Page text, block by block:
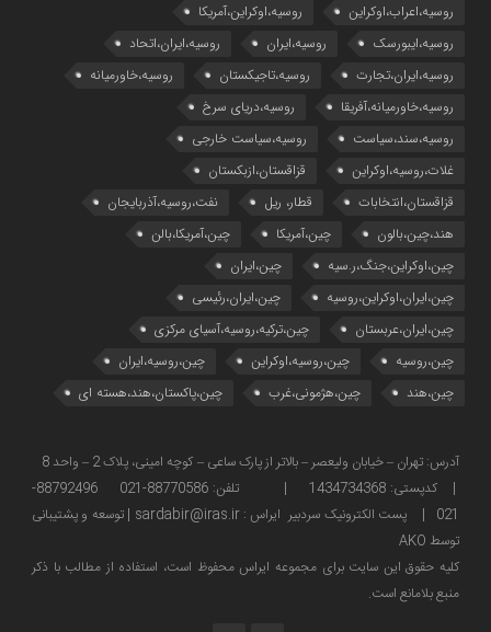
روسیه،اعراب،اوکراین
روسیه،اوکراین،آمریکا
روسیه،ایبورسک
روسیه،ایران
روسیه،ایران،اتحاد
روسیه،ایران،تجارت
روسیه،تاجیکستان
روسیه،خاورمیانه
روسیه،خاورمیانه،آفریقا
روسیه،دریای سرخ
روسیه،سند،سیاست
روسیه،سیاست خارجی
غلات،روسیه،اوکراین
قزاقستان،ازبکستان
قزاقستان،انتخابات
قطار، ریل
نفت،روسیه،آذربایجان
هند،چین،بالون
چین،آمریکا
چین،آمریکا،بالن
چین،اوکراین،جنگ،ر.سیه
چین،ایران
چین،ایران،اوکراین،روسیه
چین،ایران،رئیسی
چین،ایران،عربستان
چین،ترکیه،روسیه،آسیای مرکزی
چین،روسیه
چین،روسیه،اوکراین
چین،روسیه،ایران
چین،هند
چین،هژمونی،غرب چین،پاکستان،هند،هسته ای
| کدپستی: 1434734368 | تلفن: 88770586-021 88792496-
021 | پست الکترونیک سردبیر ایراس : sardabir@iras.ir |
توسعه و پشتیبانی
توسط AKO
كليه حقوق این سایت برای مجموعه ایراس محفوظ است، استفاده از مطالب با ذكر
منبع بلامانع است.